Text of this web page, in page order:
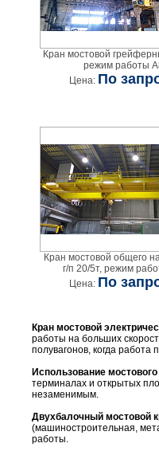
Кран мостовой
режим работы
Цена: По
Кран мостовой общего
г/п 20/5т, режим
Цена: По
Кран мостовой
работы на больших
полувагонов, когда работа
Использование мостового
терминалах и открытых
незаменимым.
Двухбалочный мостовой
(машиностроительная,
работы.